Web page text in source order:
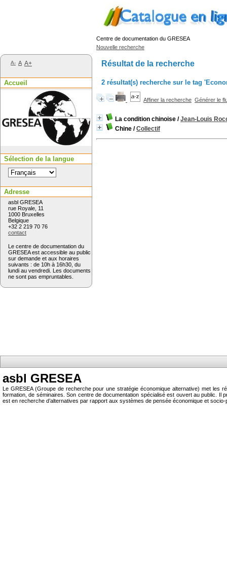
Centre de documentation du GRESEA
Nouvelle recherche
Résultat de la recherche
2 résultat(s) recherche sur le tag
Affiner la recherche Générer le
La condition chinoise /Jean-Louis
Chine /Collectif
asbl GRESEA
Le GRESEA (Groupe de recherche pour une stratégie économique alternative) met les
formation, de séminaires. Son centre de documentation spécialisé est ouvert au public.
est en recherche d’alternatives par rapport aux systèmes de pensée économique et socio-
A- A A+
Accueil
Sélection de la langue
Adresse
asbl GRESEA
rue Royale, 11
1000 Bruxelles
Belgique
+32 2 219 70 76
contact
Le centre de documentation du
GRESEA est accessible au public
sur demande et aux horaires
suivants : de 10h à 16h30, du
lundi au vendredi. Les documents
ne sont pas empruntables.